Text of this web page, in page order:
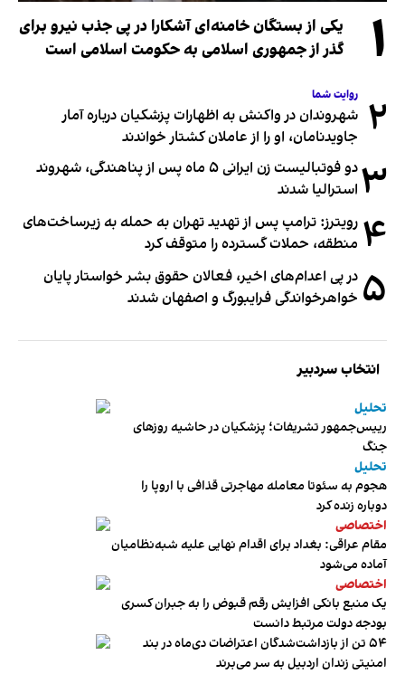
۱
یکی از بستگان خامنه‌ای آشکارا در پی جذب نیرو برای
گذر از جمهوری اسلامی به حکومت اسلامی است
۲ روایت شما
شهروندان در واکنش به اظهارات پزشکیان درباره آمار
جاویدنامان، او را از عاملان کشتار خواندند
۳
دو فوتبالیست زن ایرانی ۵ ماه پس از پناهندگی، شهروند
استرالیا شدند
۴ رویترز: ترامپ پس از تهدید تهران به حمله به زیرساخت‌های
منطقه، حملات گسترده را متوقف کرد
۵ در پی اعدام‌های اخیر، فعالان حقوق بشر خواستار پایان
خواهرخواندگی فرایبورگ و اصفهان شدند
انتخاب سردبیر
تحلیل
رییس‌جمهور تشریفات؛ پزشکیان در حاشیه روزهای
جنگ
تحلیل
هجوم به سئوتا معامله مهاجرتی قذافی با اروپا را
دوباره زنده کرد
اختصاصی
مقام عراقی: بغداد برای اقدام نهایی علیه شبه‌نظامیان
آماده می‌شود
اختصاصی
یک منبع بانکی افزایش رقم قبوض را به جبران کسری
بودجه دولت مرتبط دانست
۵۴ تن از بازداشت‌شدگان اعتراضات دی‌ماه در بند
امنیتی زندان اردبیل به سر می‌برند